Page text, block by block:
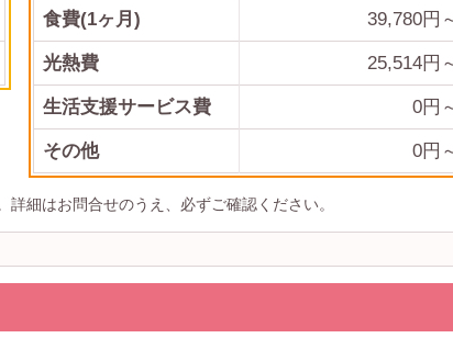
食費(1ヶ月) 39,780円
光熱費 25,514円
生活支援サービス費 0円
その他 0円
細はお問合せのうえ、必ずご確認ください。